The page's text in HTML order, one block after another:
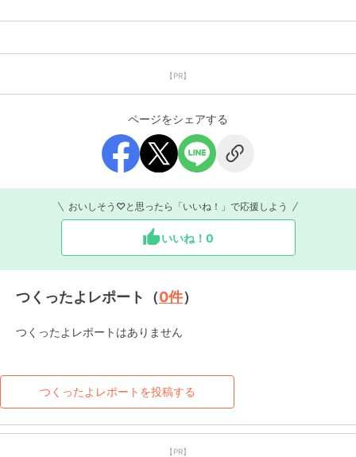
【PR】
ページをシェアする
おいしそう♡と思ったら「いいね！」で応援しよう
いいね！ 0
つくったよレポート（0件）
つくったよレポートはありません
つくったよレポートを投稿する
【PR】